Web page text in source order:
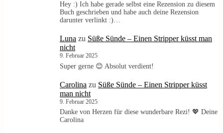
Hey :) Ich habe gerade selbst eine Rezension zu diesem
Buch geschrieben und habe auch deine Rezension
darunter verlinkt :)…
Luna zu Süße Sünde – Einen Stripper küsst man
nicht
9. Februar 2025
Super gerne 😊 Absolut verdient!
Carolina zu Süße Sünde – Einen Stripper küsst
man nicht
9. Februar 2025
Danke von Herzen für diese wunderbare Rezi! 💖 Deine
Carolina